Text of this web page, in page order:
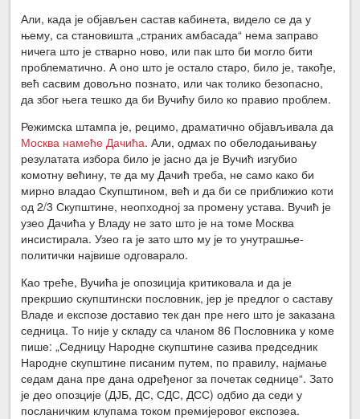
Али, када је објављен састав кабинета, видело се да у
њему, са становишта „страних амбасада“ нема заправо
ничега што је стварно ново, или пак што би могло бити
проблематично. А оно што је остало старо, било је, такође,
већ сасвим довољно познато, или чак толико безопасно,
да због њега тешко да би Вучићу било ко правио проблем.
Режимска штампа је, рецимо, драматично објављивала да
Москва намеће Дачића. Али, одмах по обелодањивању
резулатата избора било је јасно да је Вучић изгубио
комотну већину, те да му Дачић треба, не само како би
мирно владао Скупштином, већ и да би се приближио коти
од 2/3 Скупштине, неопходној за промену устава. Вучић је
узео Дачића у Владу не зато што је на томе Москва
инсистирала. Узео га је зато што му је то унутрашње-
политички највише одговарало.
Као треће, Вучића је опозиција критиковала и да је
прекршио скупштински пословник, јер је предлог о саставу
Владе и експозе доставио тек дан пре него што је заказана
седница. То није у складу са чланом 86 Пословника у коме
пише: „Седницу Народне скупштине сазива председник
Народне скупштине писаним путем, по правилу, најмање
седам дана пре дана одређеног за почетак седнице“. Зато
је део опозције (ДЈБ, ДС, СДС, ДСС) одбио да седи у
посланичким клупама током премијеровог експозеа.